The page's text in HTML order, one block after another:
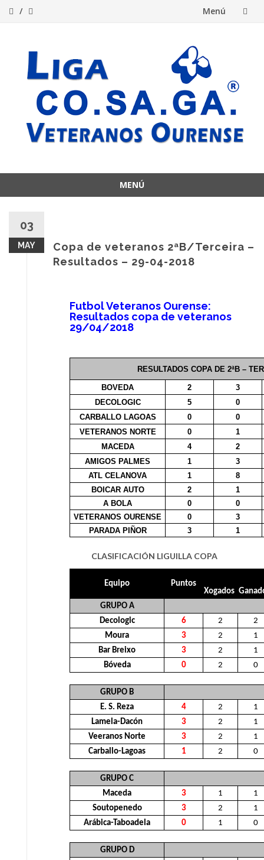
Menú
contenido
MENÚ
contenido
03
MAY
Copa de veteranos 2ªB/Terceira –
Resultados – 29-04-2018
Futbol Veteranos Ourense:
Resultados copa de veteranos
29/04/2018
RESULTADOS COPA DE 2ªB –
BOVEDA 2
3
DECOLOGIC
5
0
CARBALLO LAGOAS
0
0
VETERANOS NORTE
0
1
MACEDA
4
2
AMIGOS PALMES
1
3
ATL CELANOVA
1
8
BOICAR AUTO
2
1
A BOLA
0
0
VETERANOS OURENSE
0
3
PARADA PIÑOR
3 1
CLASIFICACIÓN LIGUILLA COPA
Equipo
Puntos
Xogados
GRUPO A
Decologic
6 2
2
Moura
3 2
1
Bar Breixo
3 2
1
Bóveda
0 2 0
GRUPO B
E. S. Reza
4 2
1
Lamela-Dacón
3 2
1
Veeranos Norte
3 2
1
Carballo-Lagoas
1 2 0
GRUPO C
Maceda
3 1
1
Soutopenedo
3 2
1
Arábica-Taboadela
0 1 0
GRUPO D